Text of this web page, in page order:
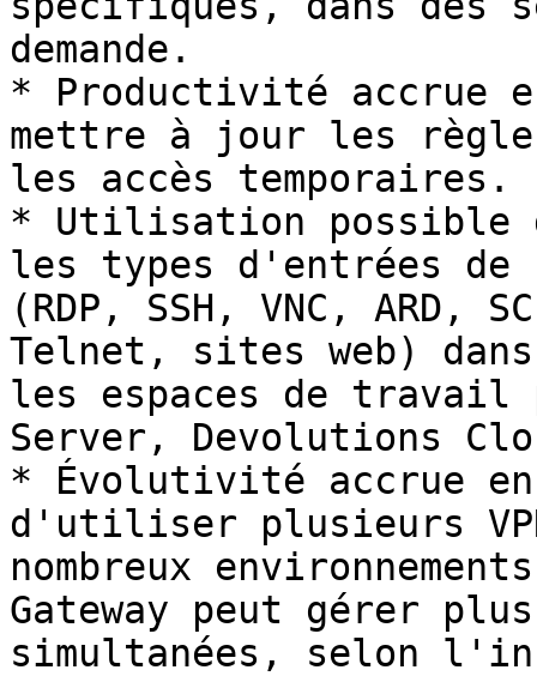
demande.
* Productivité accrue
mettre à jour les
les accès temporaires.
* Utilisation possible
les types d'entrées de
(RDP, SSH, VNC, ARD,
Telnet, sites web) dans
les espaces de travail
Server, Devolutions
* Évolutivité accrue
d'utiliser plusieurs
nombreux
Gateway peut gérer
simultanées, selon